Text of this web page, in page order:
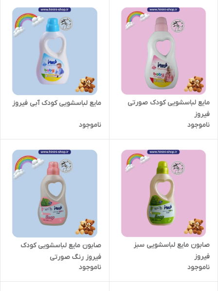
مایع لباسشویی کودک صورتی
فیروز
ناموجود
مایع لباسشویی کودک آبی فیروز
ناموجود
صابون مایع لباسشویی سبز
فیروز
ناموجود
صابون مایع لباسشویی کودک
فیروز رنگ صورتی
ناموجود